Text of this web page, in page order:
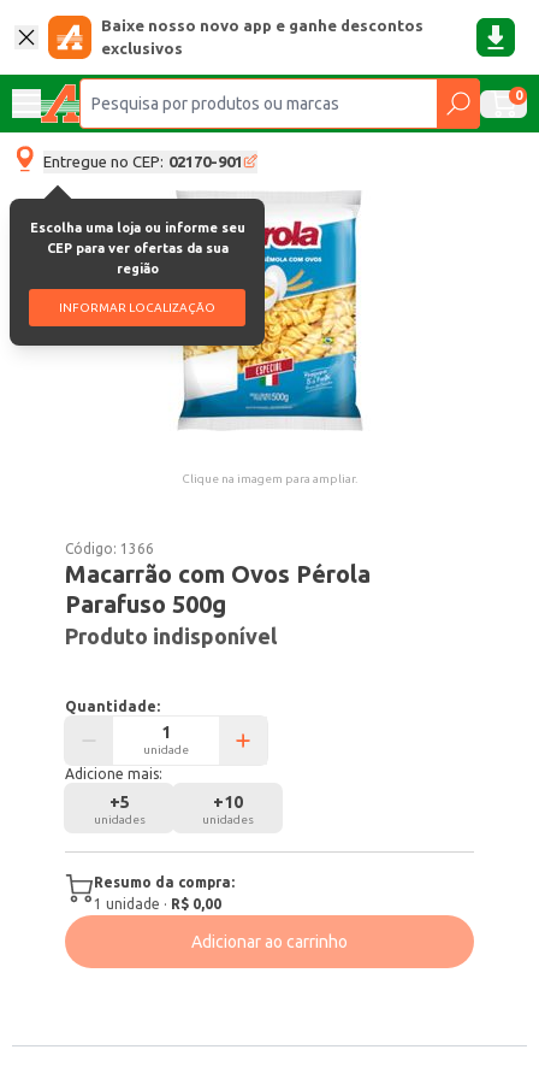
Baixe nosso novo app e ganhe descontos
exclusivos
0
Entregue no CEP: 02170-901
Escolha uma loja ou informe seu
CEP para ver ofertas da sua
região
INFORMAR LOCALIZAÇÃO
Clique na imagem para ampliar.
Código: 1366
Macarrão com Ovos Pérola
Parafuso 500g
Produto indisponível
Quantidade:
unidade
Adicione mais:
+5
unidades
+10
unidades
Resumo da compra:
1 unidade · R$ 0,00
Adicionar ao carrinho